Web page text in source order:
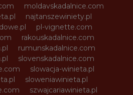
moldavskadalnice.com
najtanszewiniety.pl
pl-vignette.com
rakouskadalnice.com
rumunskadalnice.com
slovenskadalnice.com
slowacja-winieta.pl
sloweniawinieta.pl
szwajcariawinieta.pl